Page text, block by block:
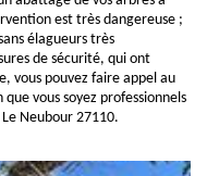
est très dangereuse ;
élagueurs très
de sécurité, qui ont
vous pouvez faire appel au
vous soyez professionnels
Neubour 27110.